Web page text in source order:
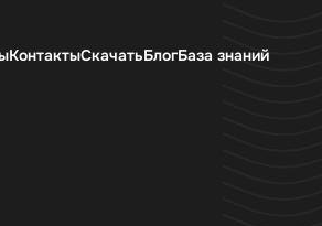
КонтактыСкачатьБлогБаза знаний